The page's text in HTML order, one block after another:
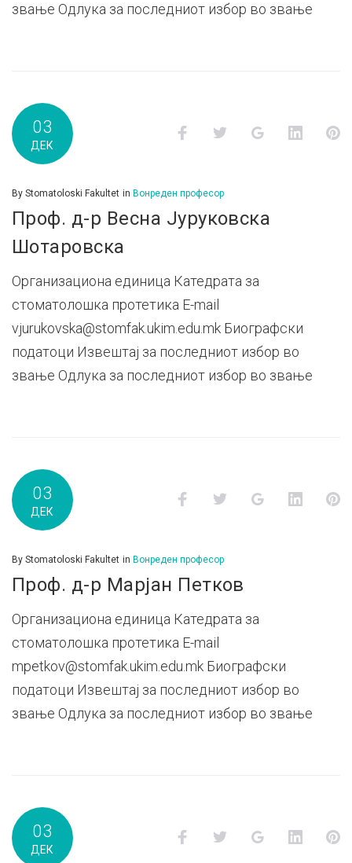
звање Одлука за последниот избор во звање
03
ДЕК
FacebookTwitter Google+
By Stomatoloski Fakultet in Вонреден професор
Проф. д-р Весна Јуруковска
Шотаровска
Организациона единица Катедрата за
стоматолошка протетика E-mail
vjurukovska@stomfak.ukim.edu.mk Биографски
податоци Извештај за последниот избор во
звање Одлука за последниот избор во звање
03
ДЕК
FacebookTwitter Google+
By Stomatoloski Fakultet in Вонреден професор
Проф. д-р Марјан Петков
Организациона единица Катедрата за
стоматолошка протетика E-mail
mpetkov@stomfak.ukim.edu.mk Биографски
податоци Извештај за последниот избор во
звање Одлука за последниот избор во звање
03
ДЕК
FacebookTwitter Google+